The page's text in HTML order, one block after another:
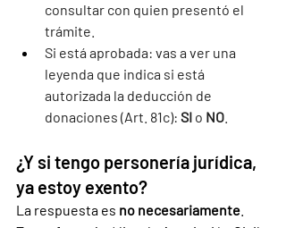
consultar con quien presentó el
trámite.
Si está aprobada: vas a ver una
leyenda que indica si está
autorizada la deducción de
donaciones (Art. 81c): SI o NO
¿Y si tengo personería jurídica,
ya estoy exento?
La respuesta es no necesariamente